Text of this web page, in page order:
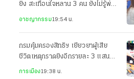
ยิง สะเทือนใจหลาน 3 คน ยังไม่รู้พ่อ
อาชญากรรม19:54 น.
กรมคุ้มครองสิทธิฯ เยียวยาผู้เสีย
ชีวิตเหตุกราดยิงอีกรายละ 3 แสน
เป็นคนละส่วนกับสำนักนายกฯ
การเมือง19:38 น.